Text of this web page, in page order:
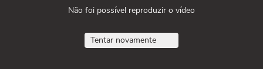
Não foi possível reproduzir o vídeo
Tentar novamente